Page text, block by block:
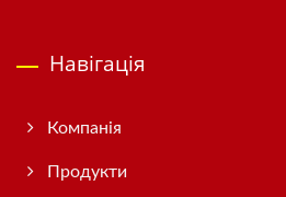
Навігація
Компанія
Продукти